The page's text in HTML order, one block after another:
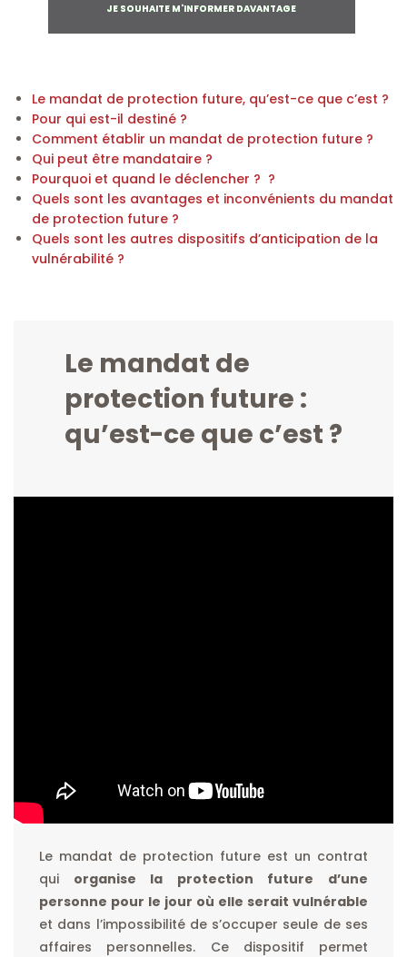
JE SOUHAITE M'INFORMER DAVANTAGE
Le mandat de protection future, qu’est-ce que c’est ?
Pour qui est-il destiné ?
Comment établir un mandat de protection future ?
Qui peut être mandataire ?
Pourquoi et quand le déclencher ? ?
Quels sont les avantages et inconvénients du mandat
de protection future ?
Quels sont les autres dispositifs d’anticipation de la
vulnérabilité ?
Le mandat de
protection future :
qu’est-ce que c’est ?
Le mandat de protection future est un contrat
qui organise la protection future d’une
personne pour le jour où elle serait vulnérable
et dans l’impossibilité de s’occuper seule de ses
affaires personnelles. Ce dispositif permet